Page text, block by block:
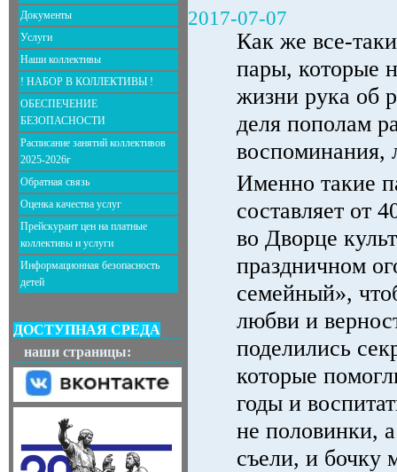
Документы
Услуги
Наши коллективы
! НАБОР В КОЛЛЕКТИВЫ !
ОБЕСПЕЧЕНИЕ
БЕЗОПАСНОСТИ
Расписание занятий коллективов
2025-2026г
Обратная связь
Оценка качества услуг
Прейскурант цен на платные
коллективы и услуги
Информационная безопасность
детей
ДОСТУПНАЯ СРЕДА
наши страницы:
2017-07-07
Как же все-
пары, которые
жизни рука об
деля пополам
воспоминания,
Именно такие
составляет от
во Дворце
праздничном
семейный»,
любви и
поделились
которые
годы и
не половинки,
съели, и бочку